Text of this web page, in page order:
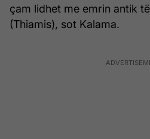
çam lidhet me emrin antik
(Thiamis), sot Kalama.